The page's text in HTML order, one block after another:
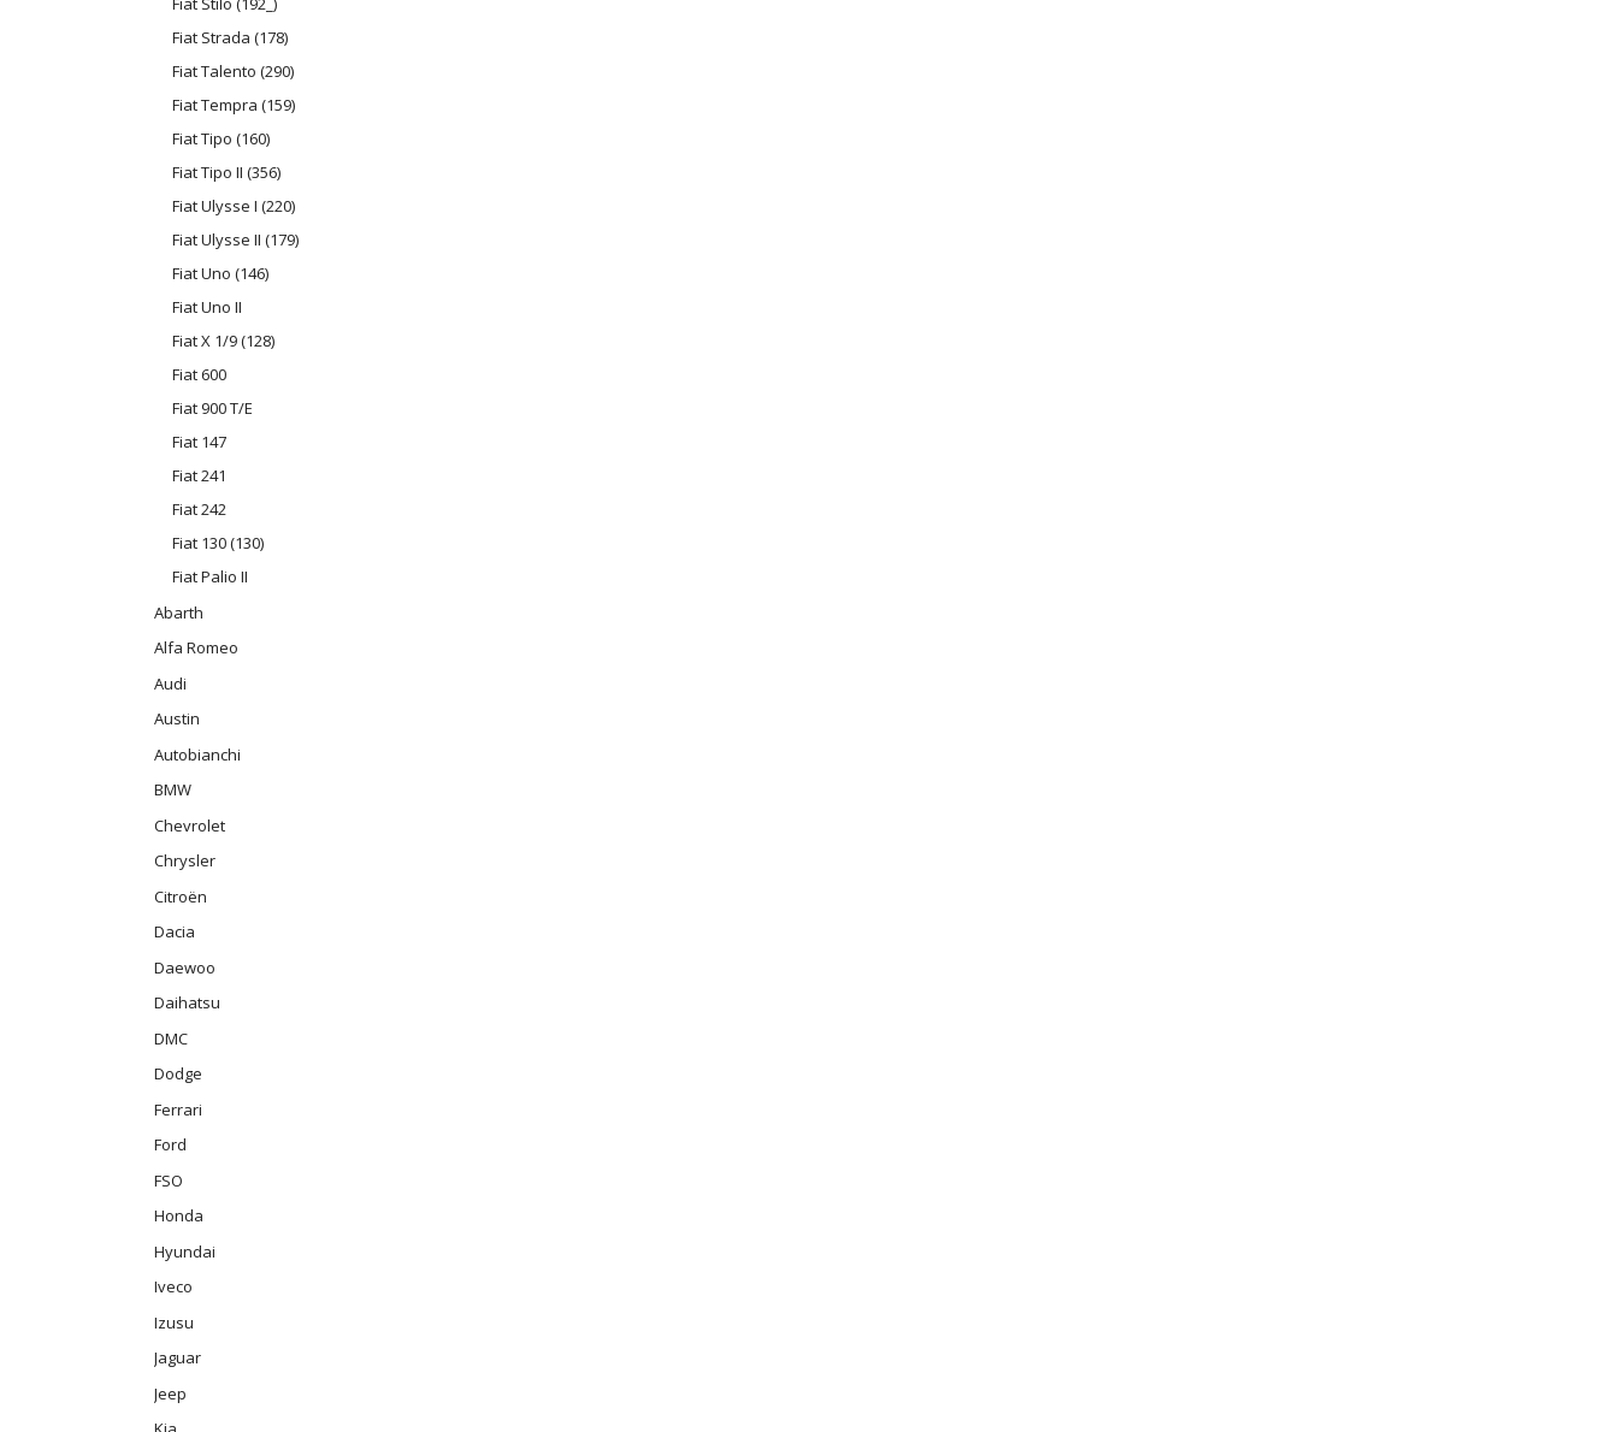
Fiat Strada (178)
Fiat Talento (290)
Fiat Tempra (159)
Fiat Tipo (160)
Fiat Tipo II (356)
Fiat Ulysse I (220)
Fiat Ulysse II (179)
Fiat Uno (146)
Fiat Uno II
Fiat X 1/9 (128)
Fiat 600
Fiat 900 T/E
Fiat 147
Fiat 241
Fiat 242
Fiat 130 (130)
Fiat Palio II
Abarth
Alfa Romeo
Audi
Austin
Autobianchi
BMW
Chevrolet
Chrysler
Citroën
Dacia
Daewoo
Daihatsu
DMC
Dodge
Ferrari
Ford
FSO
Honda
Hyundai
Iveco
Izusu
Jaguar
Jeep